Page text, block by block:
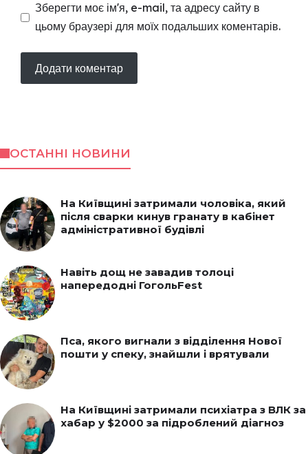
Зберегти моє ім'я, e-mail, та адресу сайту в
цьому браузері для моїх подальших коментарів.
ОСТАННІ НОВИНИ
На Київщині затримали чоловіка, який
після сварки кинув гранату в кабінет
адміністративної будівлі
Навіть дощ не завадив толоці
напередодні ГогольFest
Пса, якого вигнали з відділення Нової
пошти у спеку, знайшли і врятували
На Київщині затримали психіатра з ВЛК за
хабар у $2000 за підроблений діагноз